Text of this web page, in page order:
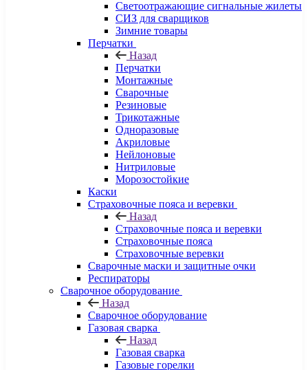
Светоотражающие сигнальные жилеты
СИЗ для сварщиков
Зимние товары
Перчатки
Назад
Перчатки
Монтажные
Сварочные
Резиновые
Трикотажные
Одноразовые
Акриловые
Нейлоновые
Нитриловые
Морозостойкие
Каски
Страховочные пояса и веревки
Назад
Страховочные пояса и веревки
Страховочные пояса
Страховочные веревки
Сварочные маски и защитные очки
Респираторы
Сварочное оборудование
Назад
Сварочное оборудование
Газовая сварка
Назад
Газовая сварка
Газовые горелки